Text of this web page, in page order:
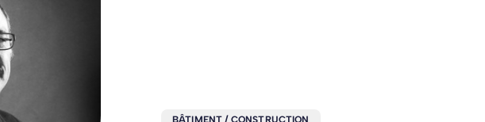
BÂTIMENT / CONSTRUCTION